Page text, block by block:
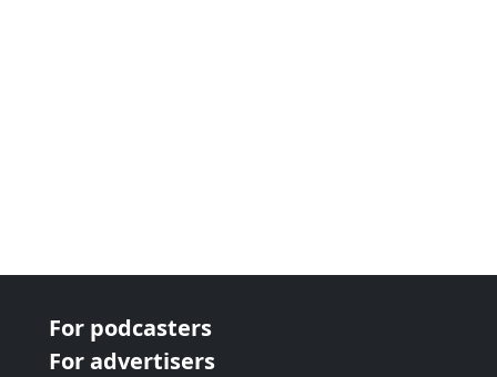
For podcasters
For advertisers